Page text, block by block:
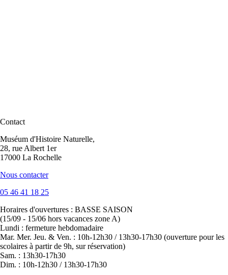
Contact
Muséum d'Histoire Naturelle,
28, rue Albert 1er
17000 La Rochelle
Nous contacter
05 46 41 18 25
Horaires d'ouvertures : BASSE SAISON
(15/09 - 15/06 hors vacances zone A)
Lundi : fermeture hebdomadaire
Mar. Mer. Jeu. & Ven. : 10h-12h30 / 13h30-17h30 (ouverture pour les
scolaires à partir de 9h, sur réservation)
Sam. : 13h30-17h30
Dim. : 10h-12h30 / 13h30-17h30